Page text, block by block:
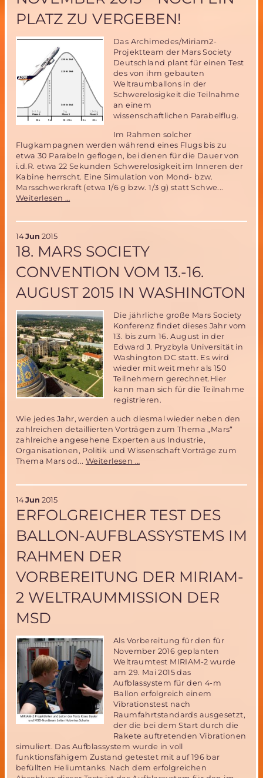
PLATZ ZU VERGEBEN!
Das Archimedes/Miriam2-
Projektteam der Mars Society
Deutschland plant für einen Test
des von ihm gebauten
Weltraumballons in der
Schwerelosigkeit die Teilnahme
an einem
wissenschaftlichen Parabelflug.
Im Rahmen solcher
Flugkampagnen werden während eines Flugs bis zu
etwa 30 Parabeln geflogen, bei denen für die Dauer von
i.d.R. etwa 22 Sekunden Schwerelosigkeit im Inneren der
Kabine herrscht. Eine Simulation von Mond- bzw.
Marsschwerkraft (etwa 1/6 g bzw. 1/3 g) statt Schwe...
Weiterlesen …
Ballonerprobung
November
–
ein
Platz
zu
vergeben!
14 Jun 2015
18. MARS SOCIETY
CONVENTION VOM 13.-16.
AUGUST 2015 IN WASHINGTON
Die jährliche große Mars Society
Konferenz findet dieses Jahr vom
13. bis zum 16. August in der
Edward J. Pryzbyla Universität in
Washington DC statt. Es wird
wieder mit weit mehr als 150
Teilnehmern gerechnet.Hier
kann man sich für die Teilnahme
registrieren.
Wie jedes Jahr, werden auch diesmal wieder neben den
zahlreichen detaillierten Vorträgen zum Thema „Mars“
zahlreiche angesehene Experten aus Industrie,
Organisationen, Politik und Wissenschaft Vorträge zum
Thema Mars od... Weiterlesen …
13.-16.
2015
14 Jun 2015
ERFOLGREICHER TEST DES
BALLON-AUFBLASSYSTEMS IM
RAHMEN DER
VORBEREITUNG DER MIRIAM-
2 WELTRAUMMISSION DER
MSD
Als Vorbereitung für den für
November 2016 geplanten
Weltraumtest MIRIAM-2 wurde
am 29. Mai 2015 das
Aufblassystem für den 4-m
Ballon erfolgreich einem
Vibrationstest nach
Raumfahrtstandards ausgesetzt,
der die bei dem Start durch die
Rakete auftretenden Vibrationen
simuliert. Das Aufblassystem wurde in voll
funktionsfähigem Zustand getestet mit auf 196 bar
befüllten Heliumtanks. Nach dem erfolgreichen